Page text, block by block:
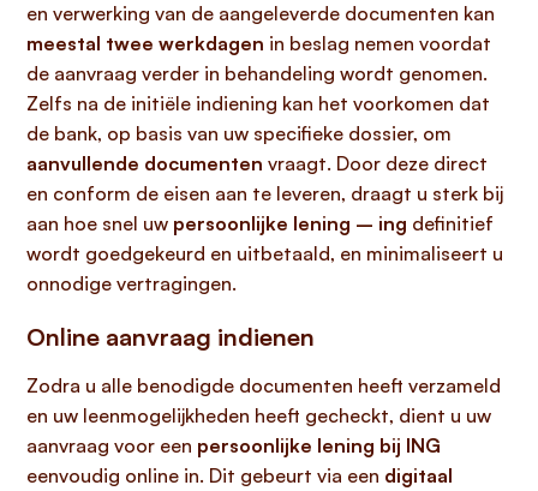
en verwerking van de aangeleverde documenten kan
meestal twee werkdagen in beslag nemen voordat
de aanvraag verder in behandeling wordt genomen.
Zelfs na de initiële indiening kan het voorkomen dat
de bank, op basis van uw specifieke dossier, om
aanvullende documenten vraagt. Door deze direct
en conform de eisen aan te leveren, draagt u sterk bij
aan hoe snel uw persoonlijke lening – ing definitief
wordt goedgekeurd en uitbetaald, en minimaliseert u
onnodige vertragingen.
Online aanvraag indienen
Zodra u alle benodigde documenten heeft verzameld
en uw leenmogelijkheden heeft gecheckt, dient u uw
aanvraag voor een persoonlijke lening bij ING
eenvoudig online in. Dit gebeurt via een digitaal